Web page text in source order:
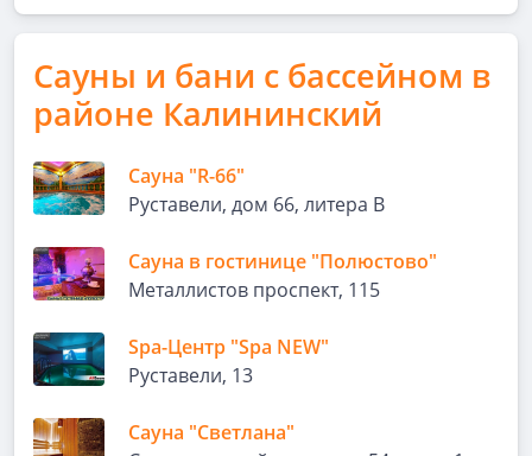
Сауны и бани с бассейном в
районе Калининский
Сауна "R-66"
Руставели, дом 66, литера В
Сауна в гостинице "Полюстово"
Металлистов проспект, 115
Spa-Центр "Spa NEW"
Руставели, 13
Сауна "Светлана"